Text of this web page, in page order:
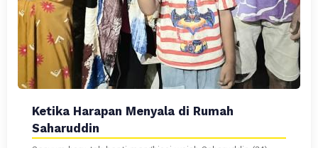
Ketika Harapan Menyala di Rumah
Saharuddin